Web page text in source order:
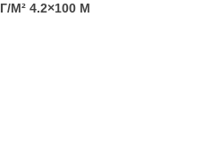
М² 4.2×100 М